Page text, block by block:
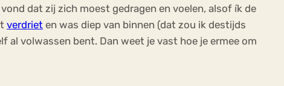
dat zij zich moest gedragen en voelen, alsof ík de
verdriet en was diep van binnen (dat zou ik destijds
al volwassen bent. Dan weet je vast hoe je ermee om